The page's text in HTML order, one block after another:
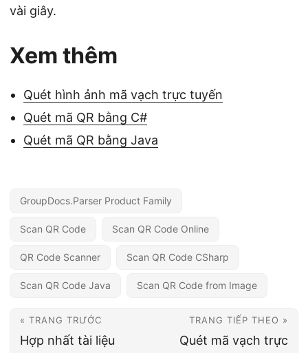
vài giây.
Xem thêm
Quét hình ảnh mã vạch trực tuyến
Quét mã QR bằng C#
Quét mã QR bằng Java
GroupDocs.Parser Product Family
Scan QR Code Scan QR Code Online
QR Code Scanner Scan QR Code CSharp
Scan QR Code Java Scan QR Code from Image
« TRANG TRƯỚC
Hợp nhất tài liệu
TRANG TIẾP THEO »
Quét mã vạch trực